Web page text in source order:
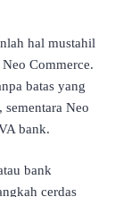
hal mustahil
Commerce.
batas yang
sementara Neo
bank.
bank
cerdas